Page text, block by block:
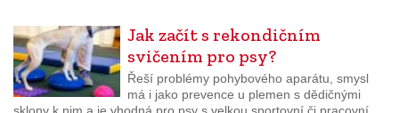
Jak začít s rekondičním
svičením pro psy?
Řeší problémy pohybového aparátu, smysl
má i jako prevence u plemen s dědičnými
sklony k nim a je vhodná pro psy s velkou sportovní či pracovní